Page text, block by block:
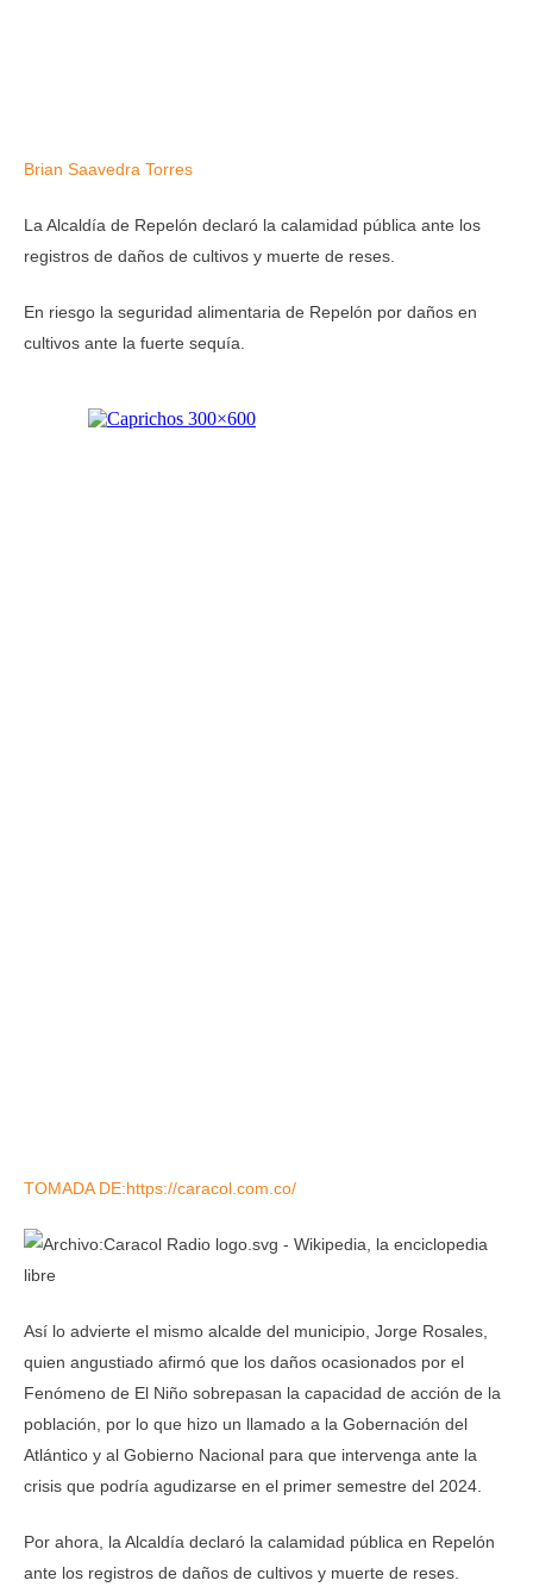
Brian Saavedra Torres
La Alcaldía de Repelón declaró la calamidad pública ante los
registros de daños de cultivos y muerte de reses.
En riesgo la seguridad alimentaria de Repelón por daños en
cultivos ante la fuerte sequía.
TOMADA DE:https://caracol.com.co/
Así lo advierte el mismo alcalde del municipio, Jorge Rosales,
quien angustiado afirmó que los daños ocasionados por el
Fenómeno de El Niño sobrepasan la capacidad de acción de la
población, por lo que hizo un llamado a la Gobernación del
Atlántico y al Gobierno Nacional para que intervenga ante la
crisis que podría agudizarse en el primer semestre del 2024.
Por ahora, la Alcaldía declaró la calamidad pública en Repelón
ante los registros de daños de cultivos y muerte de reses.